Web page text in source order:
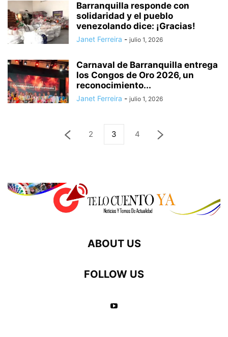
Barranquilla responde con
solidaridad y el pueblo
venezolando dice: ¡Gracias!
Janet Ferreira - julio 1, 2026
Carnaval de Barranquilla entrega
los Congos de Oro 2026, un
reconocimiento...
Janet Ferreira - julio 1, 2026
2 3 4
ABOUT US
FOLLOW US